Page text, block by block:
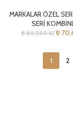
MARKALAR ÖZEL
SERİ
₺89,569.47 ₺
1 2